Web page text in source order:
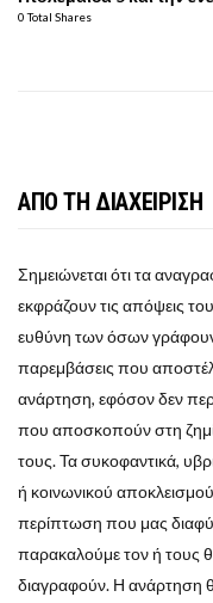
0 Total Shares
ΑΠΟ ΤΗ ΔΙΑΧΕΙΡΙΣΗ
Σημειώνεται ότι τα
εκφράζουν τις απόψεις του
ευθύνη των όσων γράφουν.
παρεμβάσεις που
ανάρτηση, εφόσον δεν
που αποσκοπούν στη
τους. Τα συκοφαντικά,
ή κοινωνικού
περίπτωση που μας
παρακαλούμε τον ή τους
διαγραφούν. Η ανάρτηση